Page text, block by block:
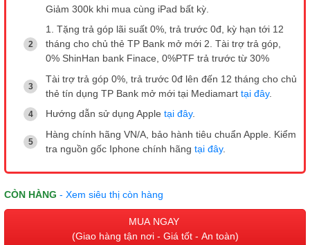
Giảm 300k khi mua cùng iPad bất kỳ.
1. Tặng trả góp lãi suất 0%, trả trước 0đ, kỳ hạn tới 12
tháng cho chủ thẻ TP Bank mở mới 2. Tài trợ trả góp,
0% ShinHan bank Finace, 0%PTF trả trước từ 30%
Tài trợ trả góp 0%, trả trước 0đ lên đến 12 tháng cho chủ
thẻ tín dụng TP Bank mở mới tại Mediamart tại đây.
Hướng dẫn sử dụng Apple tại đây.
Hàng chính hãng VN/A, bảo hành tiêu chuẩn Apple. Kiểm
tra nguồn gốc Iphone chính hãng tại đây.
CÒN HÀNG - Xem siêu thị còn hàng
MUA NGAY
(Giao hàng tận nơi - Giá tốt - An toàn)